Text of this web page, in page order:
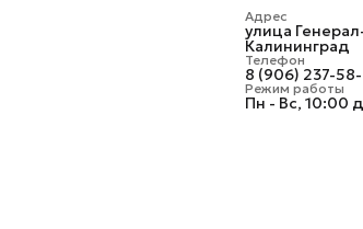
Адрес
улица
Калининград
Телефон
8 (906) 237-
Режим работы
Пн - Вс, 10:00